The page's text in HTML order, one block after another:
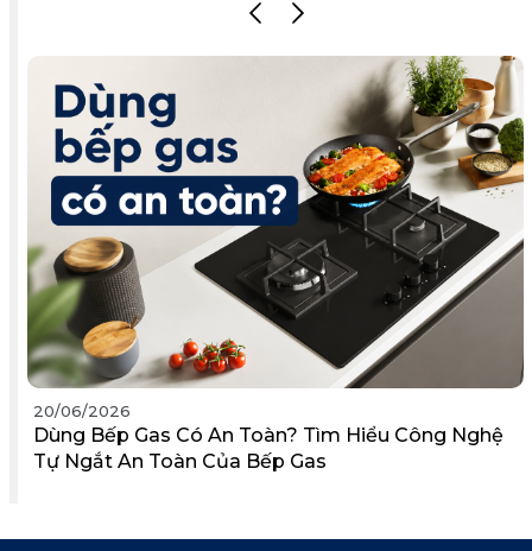
20/06/2026
Dùng Bếp Gas Có An Toàn? Tìm Hiểu Công Nghệ
Tự Ngắt An Toàn Của Bếp Gas